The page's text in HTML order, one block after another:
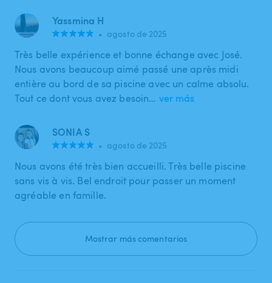
Yassmina H
• agosto de 2025
Très belle expérience et bonne échange avec José.
Nous avons beaucoup aimé passé une après midi
entière au bord de sa piscine avec un calme absolu.
Tout ce dont vous avez besoin… ver más
SONIA S
• agosto de 2025
Nous avons été très bien accueilli. Très belle piscine
sans vis à vis. Bel endroit pour passer un moment
agréable en famille.
Mostrar más comentarios